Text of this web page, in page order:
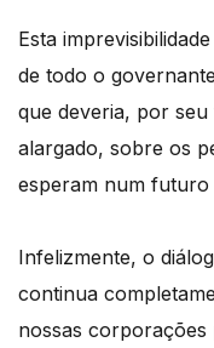
Esta
de todo o
que deveria, por
alargado, sobre os
esperam num futuro
Infelizmente, o
continua
nossas corporações